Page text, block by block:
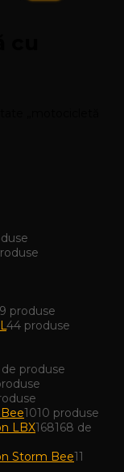
9 produse
44 produse
produse
1010 produse
LBX168168 de
Storm Bee11